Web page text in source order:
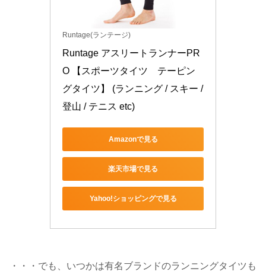
Runtage(ランテージ)
Runtage アスリートランナーPR
O 【スポーツタイツ　テーピン
グタイツ】 (ランニング / スキー /
Amazonで見る
楽天市場で見る
Yahoo!ショッピングで見る
・・・でも、いつかは有名ブランドのランニングタイツも